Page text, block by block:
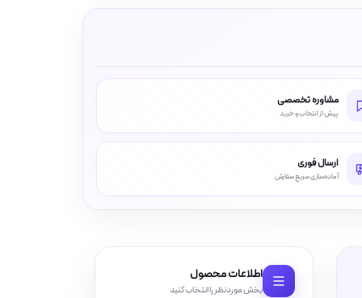
اطلاعات محصول
بخش موردنظر را انتخاب کنید
مشاوره تخصصی
پیش از انتخاب و خرید
ارسال فوری
آماده‌سازی سریع سفارش